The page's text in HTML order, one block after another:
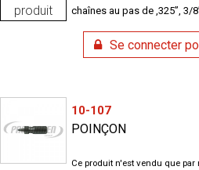
produit
chaînes au pas de ,325”, 3/
Se connecter
10-107
POINÇON
Ce produit n'est vendu que par